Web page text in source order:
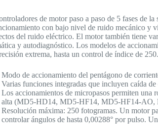
de motor paso a paso de 5 fases de
con bajo nivel de ruido mecánico y
del ruido eléctrico. El motor también tiene
y autodiagnóstico. Los modelos de
extrema, hasta un control de índice de 250.
Modo de accionamiento del pentágono de
Varias funciones integradas que incluyen caída
Los accionamientos de micropasos permiten una
alta (MD5-HD14, MD5-HF14, MD5-HF14-AO,
Resolución máxima: 250 fotogramas. Un motor
controlar ángulos de hasta 0,00288° por pulso.